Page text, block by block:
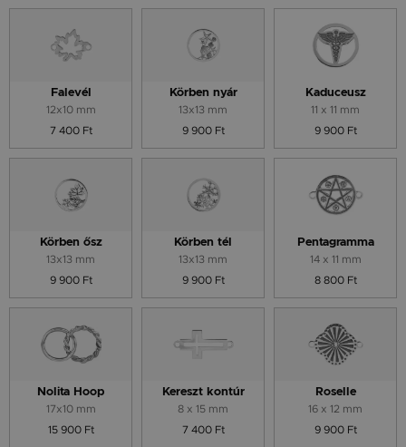
Falevél
12x10 mm
7 400 Ft
Körben nyár
13x13 mm
9 900 Ft
Kaduceusz
11 x 11 mm
9 900 Ft
Körben ősz
13x13 mm
9 900 Ft
Körben tél
13x13 mm
9 900 Ft
Pentagramma
14 x 11 mm
8 800 Ft
Nolita Hoop
17x10 mm
15 900 Ft
Kereszt kontúr
8 x 15 mm
7 400 Ft
Roselle
16 x 12 mm
9 900 Ft